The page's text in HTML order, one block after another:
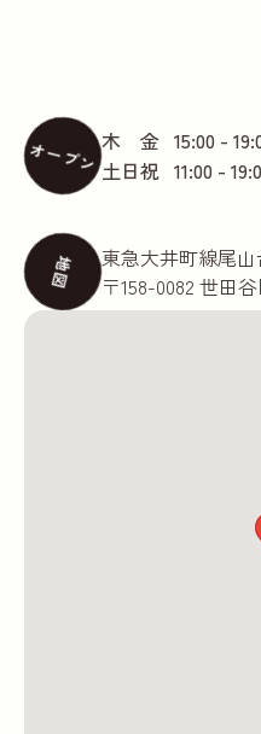
オープン木 金 15:00 -
土日祝 11:00 -
地図
東急大井町線尾
〒158-0082 世田